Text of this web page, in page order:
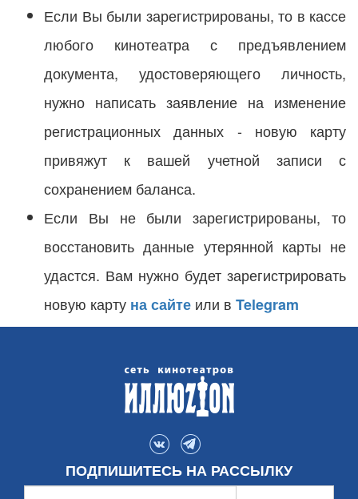
Если Вы были зарегистрированы, то в кассе
любого кинотеатра с предъявлением
документа, удостоверяющего личность,
нужно написать заявление на изменение
регистрационных данных - новую карту
привяжут к вашей учетной записи с
сохранением баланса.
Если Вы не были зарегистрированы, то
восстановить данные утерянной карты не
удастся. Вам нужно будет зарегистрировать
новую карту на сайте или в Telegram
ПОДПИШИТЕСЬ НА РАССЫЛКУ